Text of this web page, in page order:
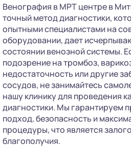
Венография в МРТ центре в
точный метод диагностики,
опытными специалистами на
оборудовании, дает
состоянии венозной системы.
подозрение на тромбоз,
недостаточность или другие
сосудов, не занимайтесь
нашу клинику для проведения
диагностики. Мы гарантируем
подход, безопасность и
процедуры, что является
благополучия.